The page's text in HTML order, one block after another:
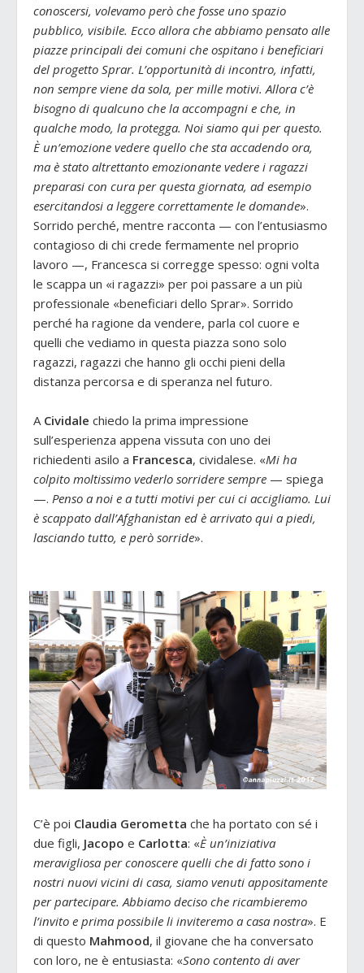
conoscersi, volevamo però che fosse uno spazio
pubblico, visibile. Ecco allora che abbiamo pensato alle
piazze principali dei comuni che ospitano i beneficiari
del progetto Sprar. L’opportunità di incontro, infatti,
non sempre viene da sola, per mille motivi. Allora c’è
bisogno di qualcuno che la accompagni e che, in
qualche modo, la protegga. Noi siamo qui per questo.
È un’emozione vedere quello che sta accadendo ora,
ma è stato altrettanto emozionante vedere i ragazzi
preparasi con cura per questa giornata, ad esempio
esercitandosi a leggere correttamente le domande».
Sorrido perché, mentre racconta — con l’entusiasmo
contagioso di chi crede fermamente nel proprio
lavoro —, Francesca si corregge spesso: ogni volta
le scappa un «i ragazzi» per poi passare a un più
professionale «beneficiari dello Sprar». Sorrido
perché ha ragione da vendere, parla col cuore e
quelli che vediamo in questa piazza sono solo
ragazzi, ragazzi che hanno gli occhi pieni della
distanza percorsa e di speranza nel futuro.
A Cividale chiedo la prima impressione
sull’esperienza appena vissuta con uno dei
richiedenti asilo a Francesca, cividalese. «Mi ha
colpito moltissimo vederlo sorridere sempre — spiega
—. Penso a noi e a tutti motivi per cui ci accigliamo. Lui
è scappato dall’Afghanistan ed è arrivato qui a piedi,
lasciando tutto, e però sorride».
C’è poi Claudia Gerometta che ha portato con sé i
due figli, Jacopo e Carlotta: «È un’iniziativa
meravigliosa per conoscere quelli che di fatto sono i
nostri nuovi vicini di casa, siamo venuti appositamente
per partecipare. Abbiamo deciso che ricambieremo
l’invito e prima possibile li inviteremo a casa nostra». E
di questo Mahmood, il giovane che ha conversato
con loro, ne è entusiasta: «Sono contento di aver